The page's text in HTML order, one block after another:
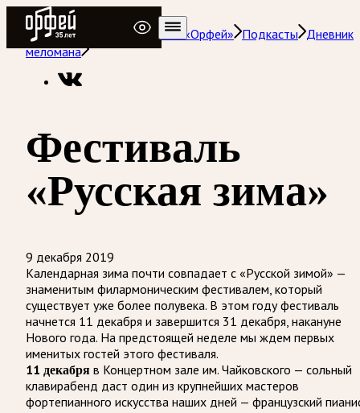
Радио Орфей
Радио классической музыки «Орфей» Подкасты Дневник
меломана
Фестиваль
«Русская зима»
9 декабря 2019
Календарная зима почти совпадает с «Русской зимой» —
знаменитым филармоническим фестивалем, который
существует уже более полувека. В этом году фестиваль
начнется 11 декабря и завершится 31 декабря, накануне
Нового года. На предстоящей неделе мы ждем первых
именитых гостей этого фестиваля.
11 декабря в Концертном зале им. Чайковского — сольный
клавирабенд даст один из крупнейших мастеров
фортепианного искусства наших дней — французский